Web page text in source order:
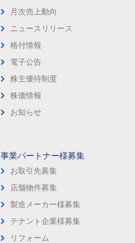
月次売上動向
ニュースリリース
格付情報
電子公告
株主優待制度
株価情報
お知らせ
事業パートナー様募集
お取引先募集
店舗物件募集
製造メーカー様募集
テナント企業様募集
リフォーム